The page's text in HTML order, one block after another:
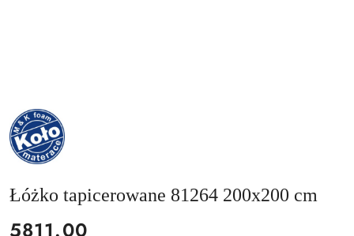
NAZWA
PRODUCENTA:
MKFOAM
Łóżko tapicerowane 81264 200x200 cm
cena:
5811.00